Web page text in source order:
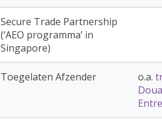
Secure Trade Partnership
(‘AEO programma’ in
Singapore)
Toegelaten Afzender o.a.